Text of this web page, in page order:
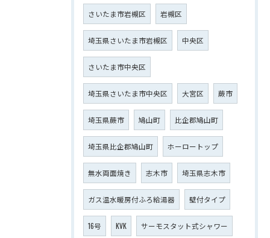
さいたま市岩槻区 岩槻区
埼玉県さいたま市岩槻区 中央区
さいたま市中央区
埼玉県さいたま市中央区 大宮区 蕨市
埼玉県蕨市 鳩山町 比企郡鳩山町
埼玉県比企郡鳩山町 ホーロートップ
無水両面焼き 志木市 埼玉県志木市
ガス温水暖房付ふろ給湯器 壁付タイプ
16号 KVK サーモスタット式シャワー